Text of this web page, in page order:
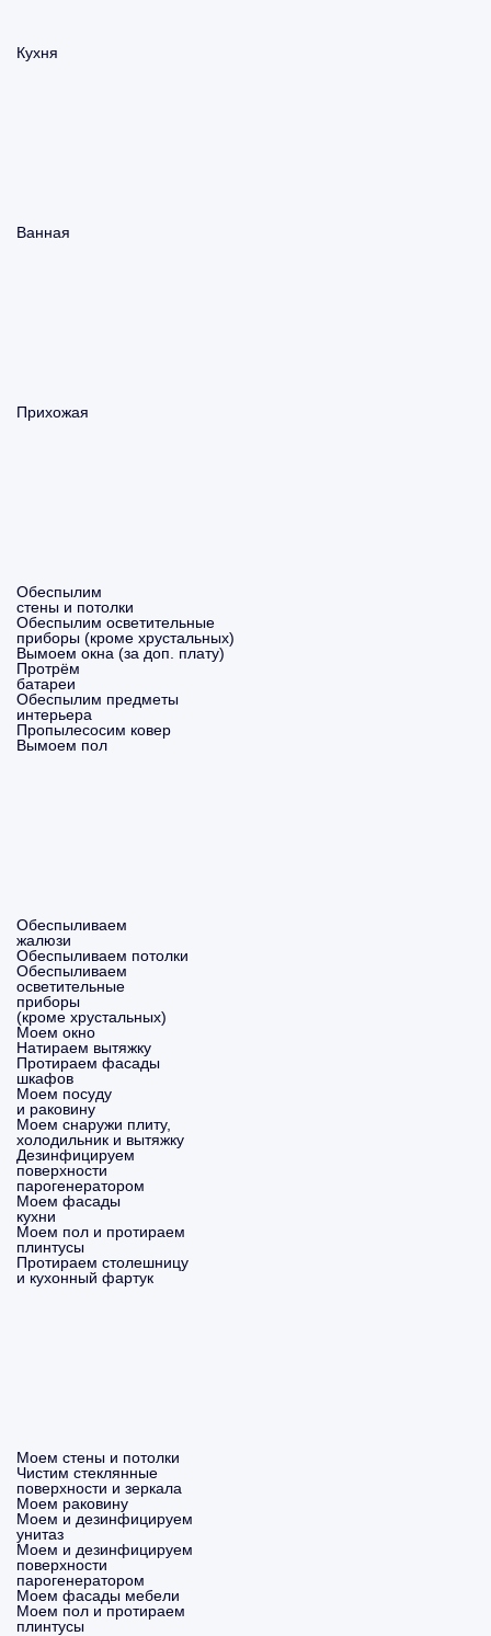
Кухня
Ванная
Прихожая
Обеспылим
стены и потолки
Обеспылим осветительные
приборы (кроме хрустальных)
Вымоем окна (за доп. плату)
Протрём
батареи
Обеспылим предметы
интерьера
Пропылесосим ковер
Вымоем пол
Обеспыливаем
жалюзи
Обеспыливаем потолки
Обеспыливаем
осветительные
приборы
(кроме хрустальных)
Моем окно
Натираем вытяжку
Протираем фасады
шкафов
Моем посуду
и раковину
Моем снаружи плиту,
холодильник и вытяжку
Дезинфицируем
поверхности
парогенератором
Моем фасады
кухни
Моем пол и протираем
плинтусы
Протираем столешницу
и кухонный фартук
Моем стены и потолки
Чистим стеклянные
поверхности и зеркала
Моем раковину
Моем и дезинфицируем
унитаз
Моем и дезинфицируем
поверхности
парогенератором
Моем фасады мебели
Моем пол и протираем
плинтусы